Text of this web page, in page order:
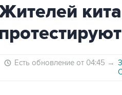
Есть обновление от 04:45 →